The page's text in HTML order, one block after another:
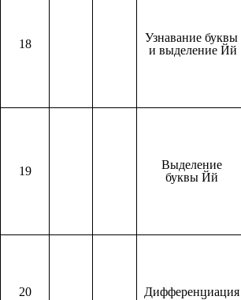
18
Узнавание буквы
и выделение Йй
19
Выделение
буквы Йй
20
Дифференциация